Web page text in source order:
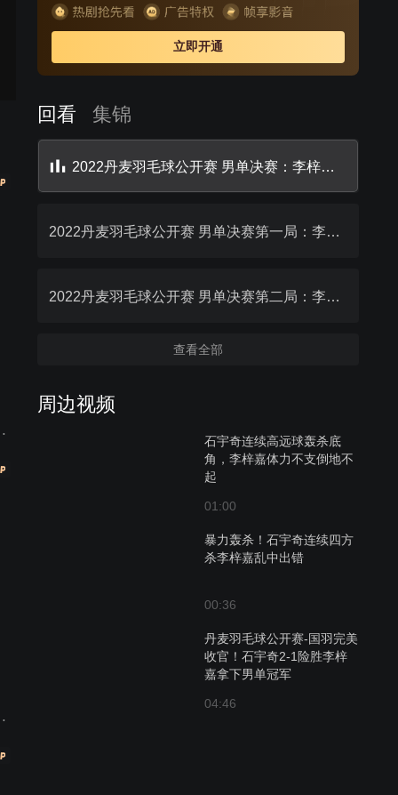
贤、刘玄炫/夏玉婷在上半区。国羽整体实力雄厚，将向最
后的冠军发起强有力的冲击。
立即开通
回看 集锦
2022丹麦羽毛球公开赛 男单决赛：李梓嘉VS石宇奇回放
2022丹麦羽毛球公开赛 男单决赛第一局：李梓嘉0-1石宇奇回放
2022丹麦羽毛球公开赛 男单决赛第二局：李梓嘉1-1石宇奇回放
查看全部
周边视频
石宇奇连续高远球轰杀底
角，李梓嘉体力不支倒地不
起
01:00
暴力轰杀！石宇奇连续四方
杀李梓嘉乱中出错
00:36
丹麦羽毛球公开赛-国羽完美
收官！石宇奇2-1险胜李梓
嘉拿下男单冠军
04:46
大波波夫
金佳恩